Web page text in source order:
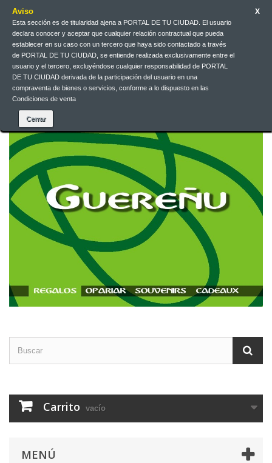
Aviso
Esta sección es de titularidad ajena a PORTAL DE TU CIUDAD. El usuario
declara conocer y aceptar que cualquier relación contractual que pueda
establecer en su caso con un tercero que haya sido contactado a través
de PORTAL DE TU CIUDAD, se entiende realizada exclusivamente entre el
usuario y el tercero, excluyéndose cualquier responsabilidad de PORTAL
DE TU CIUDAD derivada de la participación del usuario en una
compraventa de bienes o servicios, conforme a lo dispuesto en las
Condiciones de venta
X
Iniciar sesión
EUR
Español
Contacte con nosotros
Carrito vacío
MENÚ